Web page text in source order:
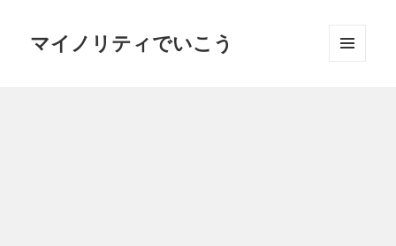
マイノリティでいこう